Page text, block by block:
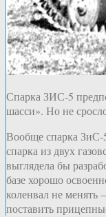
Спарка ЗИС-5
шасси». Но не
Вообще спарка ЗиС-
спарка из двух
выглядела бы
базе хорошо
коленвал не менять
поставить